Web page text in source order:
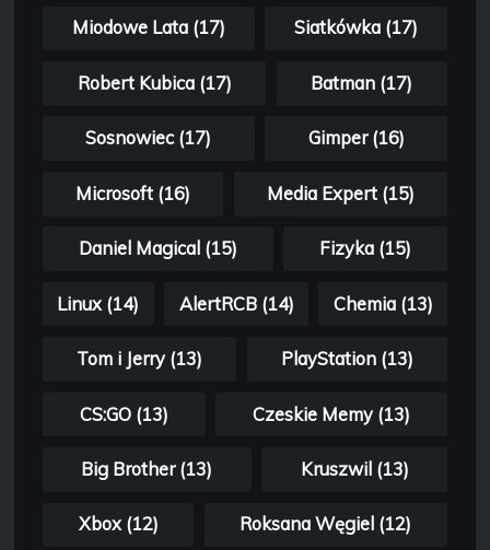
Miodowe Lata (17) Siatkówka (17)
Robert Kubica (17) Batman (17)
Sosnowiec (17) Gimper (16)
Microsoft (16) Media Expert (15)
Daniel Magical (15) Fizyka (15)
Linux (14) AlertRCB (14) Chemia (13)
Tom i Jerry (13) PlayStation (13)
CS:GO (13) Czeskie Memy (13)
Big Brother (13) Kruszwil (13)
Xbox (12) Roksana Węgiel (12)